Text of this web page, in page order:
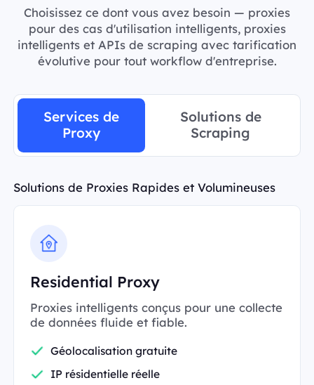
Choisissez ce dont vous avez besoin — proxies
pour des cas d'utilisation intelligents, proxies
intelligents et APIs de scraping avec tarification
évolutive pour tout workflow d'entreprise.
Services de
Proxy
Solutions de
Scraping
Solutions de Proxies Rapides et Volumineuses
Residential Proxy
Proxies intelligents conçus pour une collecte
de données fluide et fiable.
Géolocalisation gratuite
IP résidentielle réelle